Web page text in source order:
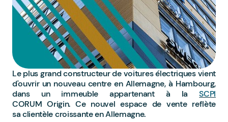
Le plus grand constructeur de voitures électriques vient
d'ouvrir un nouveau centre en Allemagne, à Hambourg,
dans un immeuble appartenant à laSCPI
CORUM Origin. Ce nouvel espace de vente reflète
sa clientèle croissante en Allemagne.